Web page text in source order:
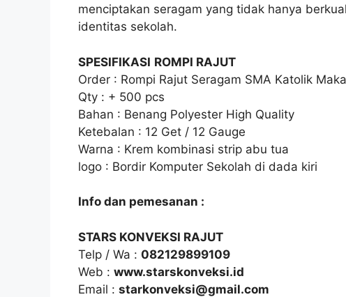
menciptakan seragam yang tidak hanya
identitas sekolah.
SPESIFIKASI ROMPI RAJUT
Order : Rompi Rajut Seragam SMA Katolik
Qty : + 500 pcs
Bahan : Benang Polyester High Quality
Ketebalan : 12 Get / 12 Gauge
Warna : Krem kombinasi strip abu tua
logo : Bordir Komputer Sekolah di dada kiri
Info dan pemesanan :
STARS KONVEKSI RAJUT
Telp / Wa : 082129899109
Web : www.starskonveksi.id
Email : starkonveksi@gmail.com